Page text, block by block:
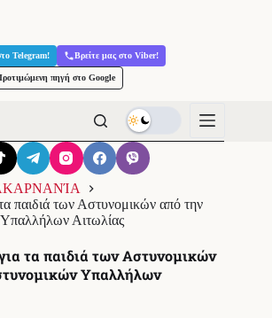
Telegram! Βρείτε μας στο Viber!
πηγή στο Google
παιδιά των Αστυνομικών από την
Αιτωλίας
τα παιδιά των Αστυνομικών
Υπαλλήλων